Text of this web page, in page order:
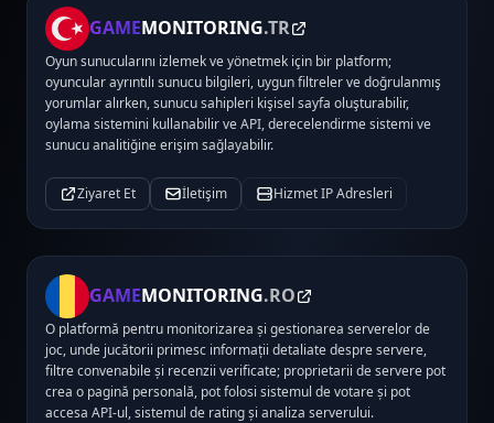
GAMEMONITORING.TR
Oyun sunucularını izlemek ve yönetmek için bir platform;
oyuncular ayrıntılı sunucu bilgileri, uygun filtreler ve doğrulanmış
yorumlar alırken, sunucu sahipleri kişisel sayfa oluşturabilir,
oylama sistemini kullanabilir ve API, derecelendirme sistemi ve
sunucu analitiğine erişim sağlayabilir.
Ziyaret Et İletişim Hizmet IP Adresleri
GAMEMONITORING.RO
O platformă pentru monitorizarea și gestionarea serverelor de
joc, unde jucătorii primesc informații detaliate despre servere,
filtre convenabile și recenzii verificate; proprietarii de servere pot
crea o pagină personală, pot folosi sistemul de votare și pot
accesa API-ul, sistemul de rating și analiza serverului.